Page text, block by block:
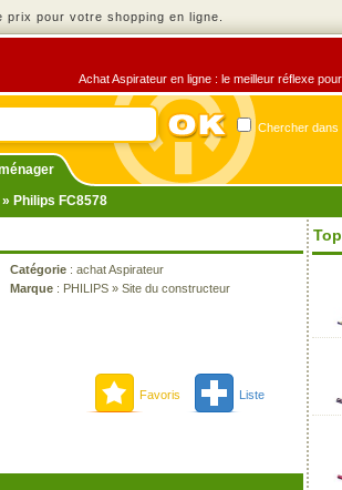
pour votre shopping en ligne.
Achat Aspirateur en ligne : le meilleur réflexe
Chercher dans
» Philips FC8578
Catégorie : achat Aspirateur
Marque : PHILIPS » Site du constructeur
Favoris Liste